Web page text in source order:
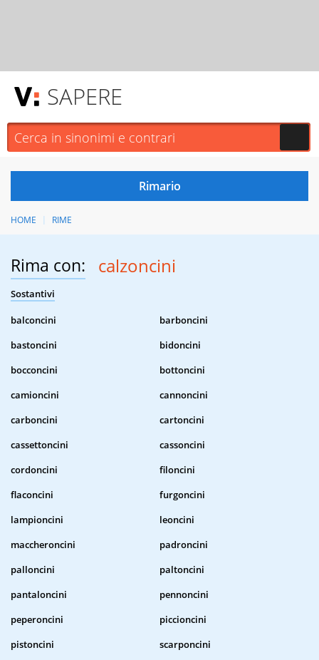
SAPERE
HOME RIME
Rima con: calzoncini
Sostantivi
balconcini
barboncini
bastoncini
bidoncini
bocconcini
bottoncini
camioncini
cannoncini
carboncini
cartoncini
cassettoncini
cassoncini
cordoncini
filoncini
flaconcini
furgoncini
lampioncini
leoncini
maccheroncini
padroncini
palloncini
paltoncini
pantaloncini
pennoncini
peperoncini
piccioncini
pistoncini
scarponcini